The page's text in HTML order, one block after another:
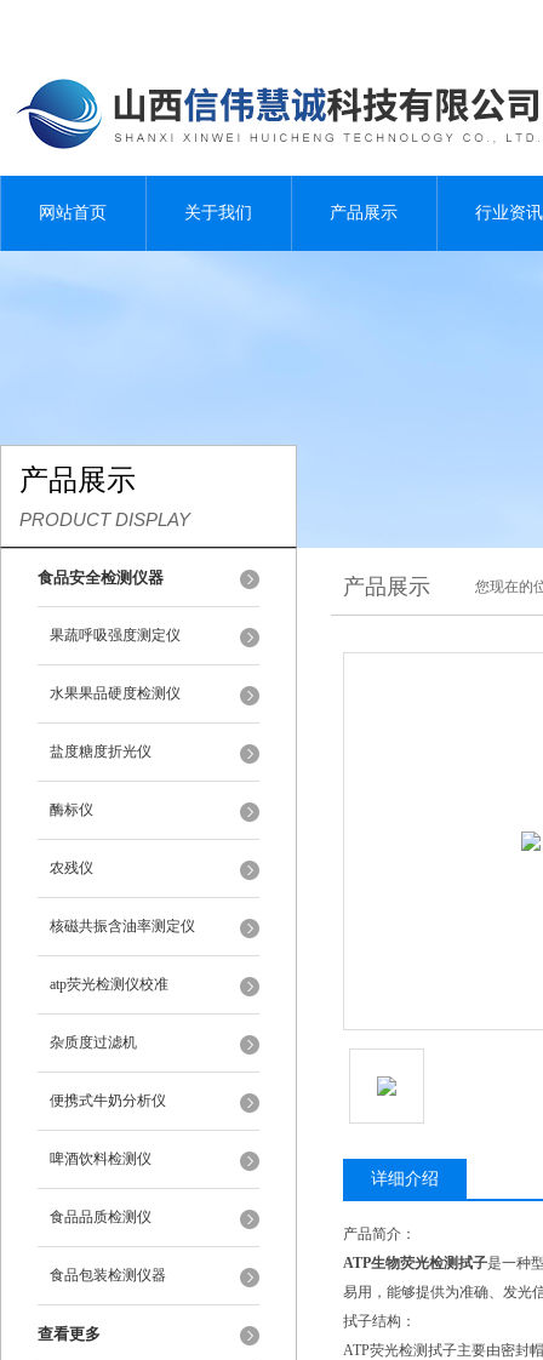
网站首页 关于我们 产品展示 行业资讯
产品展示
PRODUCT DISPLAY
食品安全检测仪器
果蔬呼吸强度测定仪
水果果品硬度检测仪
盐度糖度折光仪
酶标仪
农残仪
核磁共振含油率测定仪
atp荧光检测仪校准
杂质度过滤机
便携式牛奶分析仪
啤酒饮料检测仪
食品品质检测仪
食品包装检测仪器
查看更多
产品展示 您现在的
详细介绍
产品简介：
ATP生物荧光检测拭子是一种
易用，能够提供为准确、发光
拭子结构：
ATP荧光检测拭子主要由密封